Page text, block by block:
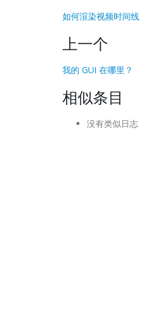
如何渲染视频时间线
上一个
我的 GUI 在哪里？
相似条目
没有类似日志